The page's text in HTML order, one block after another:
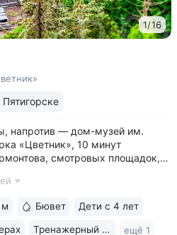
1/16
Пятигорске
напротив — дом-музей им.
«Цветник», 10 минут
смотровых площадок,
этого источника можно
м Бювет Дети с 4 лет
Тренажерный зал ещё 1